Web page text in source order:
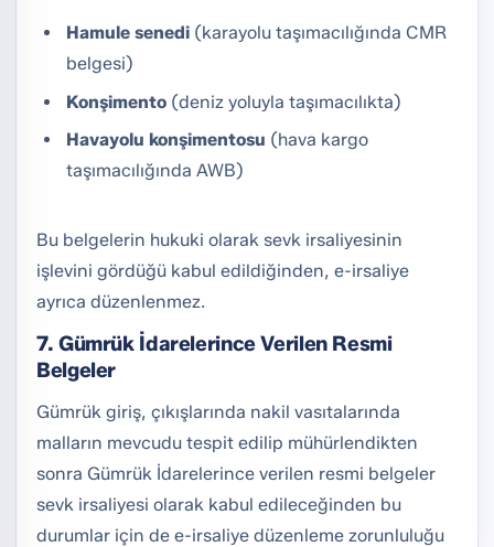
Hamule senedi (karayolu taşımacılığında CMR
belgesi)
Konşimento (deniz yoluyla taşımacılıkta)
Havayolu konşimentosu (hava kargo
taşımacılığında AWB)
Bu belgelerin hukuki olarak sevk irsaliyesinin
işlevini gördüğü kabul edildiğinden, e-irsaliye
ayrıca düzenlenmez.
7. Gümrük İdarelerince Verilen Resmi
Belgeler
Gümrük giriş, çıkışlarında nakil vasıtalarında
malların mevcudu tespit edilip mühürlendikten
sonra Gümrük İdarelerince verilen resmi belgeler
sevk irsaliyesi olarak kabul edileceğinden bu
durumlar için de e-irsaliye düzenleme zorunluluğu